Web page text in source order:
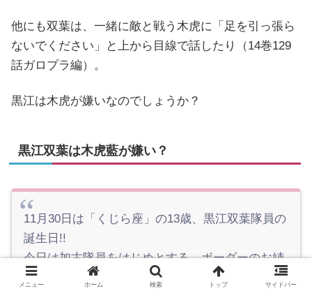
他にも双葉は、一緒に敵と戦う木虎に「足を引っ張ら
ないでください」と上から目線で話したり（14巻129
話ガロプラ編）。
黒江は木虎が嫌いなのでしょうか？
黒江双葉は木虎藍が嫌い？
11月30日は「くじら座」の13歳、黒江双葉隊員の
誕生日!!
今日は加古隊員をはじめとする、ボーダーのお姉
さんたちに女子力満点なお祝いパーティーをして
メニュー ホーム 検索 トップ サイドバー